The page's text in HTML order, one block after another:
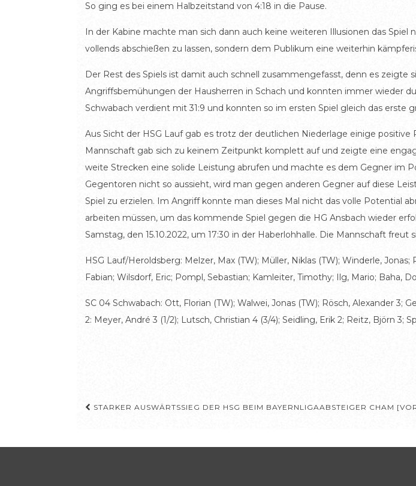
So ging es bei einem Halbzeitstand von 4:18 in die Pause.
In der Kabine machte man sich dann auch keine weiteren Illusionen das
vollends abschießen zu lassen, sondern dem Publikum eine weiterhin
Der Rest des Spiels ist damit auch schnell zusammengefasst, denn es
Angriffsbemühungen der Hausherren in Schach und konnten immer wieder
Schwabach verdient mit 31:9 und konnten so im ersten Spiel gleich das erste
Aus Sicht der HSG Lauf gab es trotz der deutlichen Niederlage einige
Mannschaft gab sich zu keinem Zeitpunkt komplett auf und zeigte eine
weite Strecken eine solide Leistung abrufen und machte es dem Gegner im
Gegentoren nicht so aussieht, wird man gegen anderen Gegner auf diese
Spiel zu erzielen. Im Angriff konnte man dieses Mal nicht das volle Potential
arbeiten müssen, um das kommende Spiel gegen die HG Ansbach wieder
Samstag, den 15.10.2022, um 17:30 in der Haberlohhalle. Die Mannschaft
HSG Lauf/Heroldsberg: Melzer, Max (TW); Müller, Niklas (TW); Winderle,
Fabian; Wilsdorf, Eric; Pompl, Sebastian; Kamleiter, Timothy; Ilg, Mario; Baha,
SC 04 Schwabach: Ott, Florian (TW); Walwei, Jonas (TW); Rösch, Alexander 3;
2: Meyer, André 3 (1/2); Lutsch, Christian 4 (3/4); Seidling, Erik 2; Reitz, Björn 3;
Beitragsnavigation
STARKER AUSWÄRTSSIEG DER HSG BEIM BAYERNLIGAABSTEIGER CHAM